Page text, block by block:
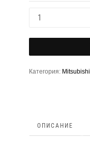
Категория: Mitsubishi
ОПИСАНИЕ